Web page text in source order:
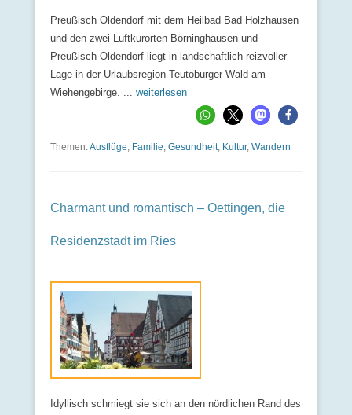
Preußisch Oldendorf mit dem Heilbad Bad Holzhausen
und den zwei Luftkurorten Börninghausen und
Preußisch Oldendorf liegt in landschaftlich reizvoller
Lage in der Urlaubsregion Teutoburger Wald am
Wiehengebirge. ... weiterlesen
Themen:Ausflüge, Familie, Gesundheit, Kultur, Wandern
Charmant und romantisch – Oettingen, die
Residenzstadt im Ries
Idyllisch schmiegt sie sich an den nördlichen Rand des